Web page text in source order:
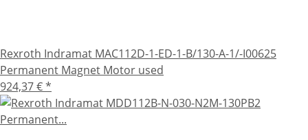
Rexroth Indramat MAC112D-1-ED-1-B/130-A-1/-I00625
Permanent Magnet Motor used
924,37 €*